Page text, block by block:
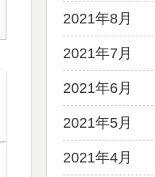
2021年8月
2021年7月
2021年6月
2021年5月
2021年4月